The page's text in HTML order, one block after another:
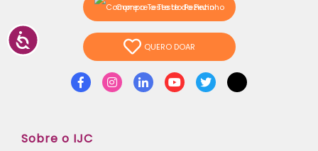
Compre o Teste do Pezinho
QUERO DOAR
FacebookInstagram
LinkedinYoutubeTwitterTikTok
Sobre o IJC